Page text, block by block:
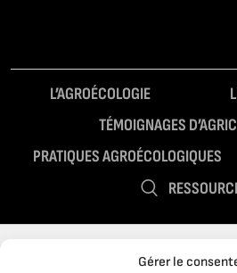
Gérer le
L’AGROÉCOLOGIE
TÉMOIGNAGES
PRATIQUES AGROÉCOLOGIQUES